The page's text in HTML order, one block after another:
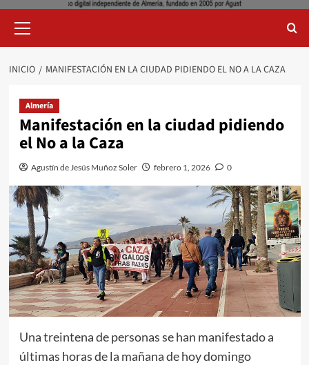
primario
INICIO MANIFESTACIÓN EN LA CIUDAD PIDIENDO EL NO A LA CAZA
Almería
Manifestación en la ciudad pidiendo
el No a la Caza
Agustín de Jesús Muñoz Soler febrero 1, 2026 0
Una treintena de personas se han manifestado a
últimas horas de la mañana de hoy domingo